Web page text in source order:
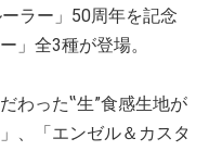
ラー」50周年を記念
」全3種が登場。
わった‟生”食感生地が
、「エンゼル＆カスタ